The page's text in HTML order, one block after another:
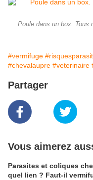
Poule dans un box. Tous
#vermifuge
#chevalaupre #veterinaire
Partager
Vous aimerez
Parasites et coliques
quel lien ? Faut-il